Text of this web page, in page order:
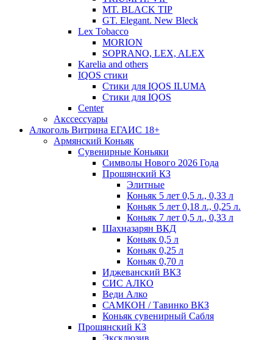
MT. BLACK TIP
GT. Elegant. New Bleck
Lex Tobacco
MORION
SOPRANO, LEX, ALEX
Karelia and others
IQOS стики
Стики для IQOS ILUMA
Стики для IQOS
Сenter
Акссессуары
Алкоголь Витрина ЕГАИС 18+
Армянский Коньяк
Сувенирные Коньяки
Символы Нового 2026 Года
Прошянский КЗ
Элитные
Коньяк 5 лет 0,5 л., 0,33 л
Коньяк 5 лет 0,18 л., 0,25 л.
Коньяк 7 лет 0,5 л., 0,33 л
Шахназарян ВКД
Коньяк 0,5 л
Коньяк 0,25 л
Коньяк 0,70 л
Иджеванский ВКЗ
СИС АЛКО
Веди Алко
САМКОН / Тавинко ВКЗ
Коньяк сувенирный Сабля
Прошянский КЗ
Эксклюзив